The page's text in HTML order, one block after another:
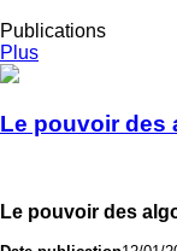
Publications
Plus
Le pouvoir des
Le pouvoir des